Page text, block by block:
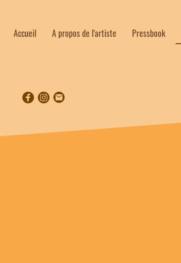
Accueil A propos de l'artiste Pressbook